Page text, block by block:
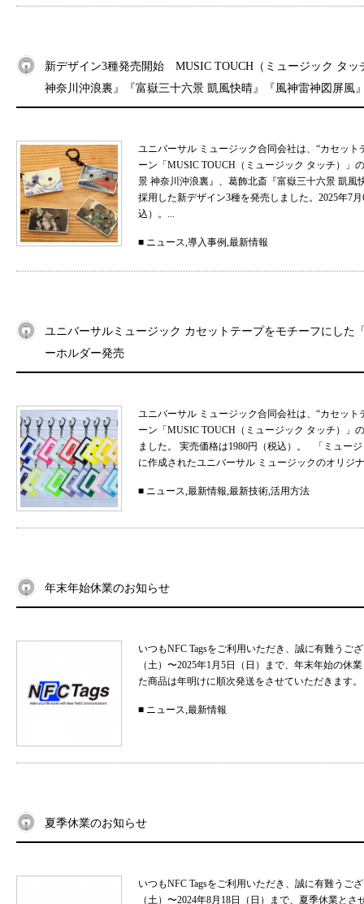
新デザイン3種発売開始 MUSIC TOUCH（ミュージック タッ
神奈川沖浪裏』『富嶽三十六景 凱風快晴』『風神雷神図屏風
ユニバーサル ミュージック合同会社は、“カセッ
ーン「MUSIC TOUCH（ミュージック タッチ）」
景 神奈川沖浪裏』、葛飾北斎『富嶽三十六景 凱
採用した新デザイン3種を発売しました。2025年7
込）。...
■ ニュース,導入事例,最新情報
ユニバーサルミュージック カセットテープをモチーフにした
ーホルダー発売
ユニバーサル ミュージック合同会社は、“カセッ
ーン「MUSIC TOUCH（ミュージック タッチ）」
ました。 実売価格は1980円（税込）。 「ミュー
に作成されたユニバーサル ミュージックのオリジ
■ ニュース,最新情報,最新技術,活用方法
年末年始休業のお知らせ
いつもNFC Tagsをご利用いただき、誠に有難う
（土）〜2025年1月5日（日）まで、年末年始の
た商品は年明けに順次発送をさせていただきま
■ ニュース,最新情報
夏季休業のお知らせ
いつもNFC Tagsをご利用いただき、誠に有難う
（土）〜2024年8月18日（日）まで、夏季休業と